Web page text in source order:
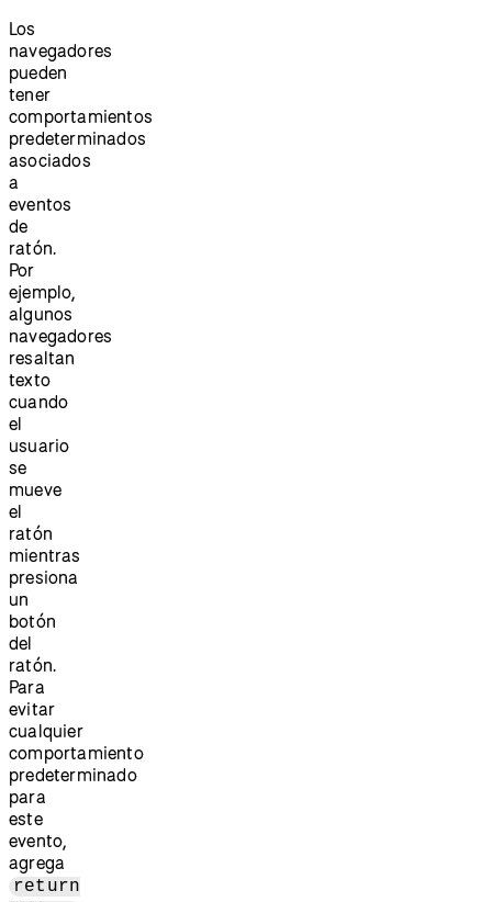
Los
navegadores
pueden
tener
comportamientos
predeterminados
asociados
a
eventos
de
ratón.
Por
ejemplo,
algunos
navegadores
resaltan
texto
cuando
el
usuario
se
mueve
el
ratón
mientras
presiona
un
botón
del
ratón.
Para
evitar
cualquier
comportamiento
predeterminado
para
este
evento,
agrega
return